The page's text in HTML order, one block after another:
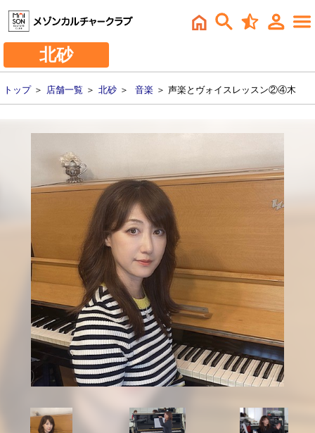
北砂
トップ＞ 店舗一覧 ＞ 北砂 ＞ 音楽 ＞ 声楽とヴォイスレッスン②④木